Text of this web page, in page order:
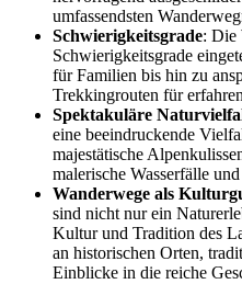
umfassendsten
Schwierigkeitsgrade: Die
Schwierigkeitsgrade
für Familien bis hin zu
Trekkingrouten für
Spektakuläre
eine beeindruckende
majestätische
malerische Wasserfälle
Wanderwege als
sind nicht nur ein
Kultur und Tradition des
an historischen Orten,
Einblicke in die reiche